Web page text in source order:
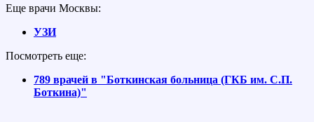
Еще врачи Москвы:
УЗИ
Посмотреть еще:
789 врачей в "Боткинская больница (ГКБ им. С.П.
Боткина)"